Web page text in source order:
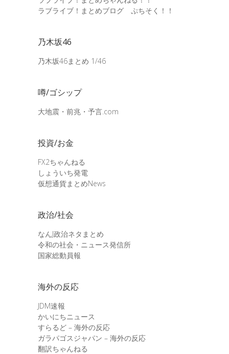
ラブライブ！まとめブログ ぷちそく！！
乃木坂46
乃木坂46まとめ 1/46
噂/ゴシップ
大地震・前兆・予言.com
投資/お金
FX2ちゃんねる
しょういち発電
仮想通貨まとめNews
政治/社会
なんJ政治ネタまとめ
令和の社会・ニュース発信所
国家総動員報
海外の反応
JDM速報
かいにちニュース
すらるど – 海外の反応
ガラパゴスジャパン – 海外の反応
翻訳ちゃんねる